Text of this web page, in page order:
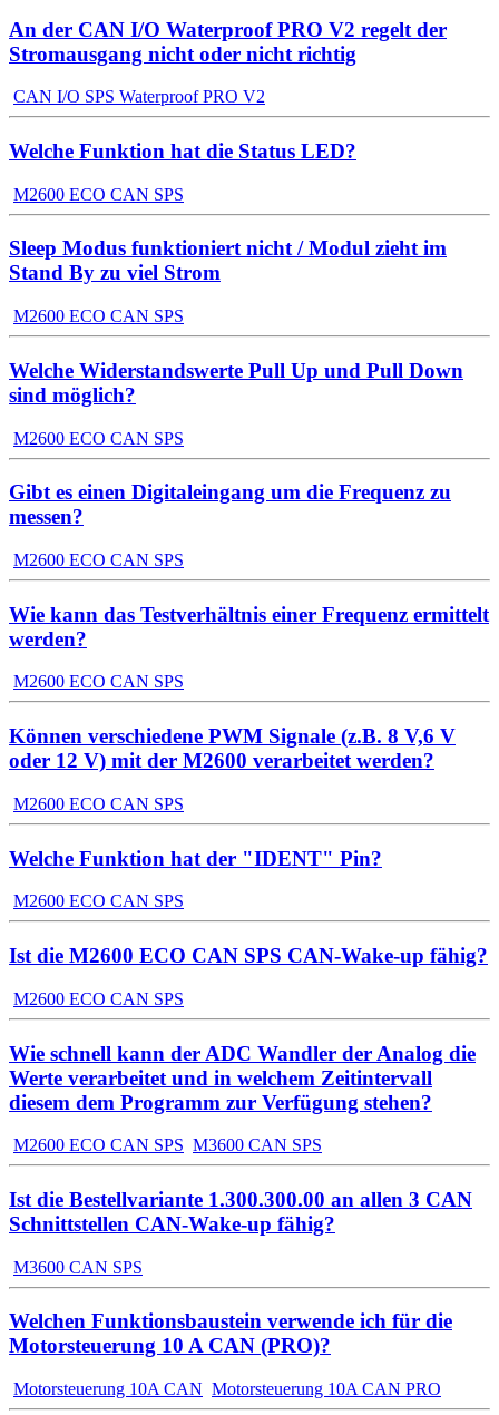
An der CAN I/O Waterproof PRO V2 regelt der
Stromausgang nicht oder nicht richtig
CAN I/O SPS Waterproof PRO V2
Welche Funktion hat die Status LED?
M2600 ECO CAN SPS
Sleep Modus funktioniert nicht / Modul zieht im
Stand By zu viel Strom
M2600 ECO CAN SPS
Welche Widerstandswerte Pull Up und Pull Down
sind möglich?
M2600 ECO CAN SPS
Gibt es einen Digitaleingang um die Frequenz zu
messen?
M2600 ECO CAN SPS
Wie kann das Testverhältnis einer Frequenz ermittelt
werden?
M2600 ECO CAN SPS
Können verschiedene PWM Signale (z.B. 8 V,6 V
oder 12 V) mit der M2600 verarbeitet werden?
M2600 ECO CAN SPS
Welche Funktion hat der "IDENT" Pin?
M2600 ECO CAN SPS
Ist die M2600 ECO CAN SPS CAN-Wake-up fähig?
M2600 ECO CAN SPS
Wie schnell kann der ADC Wandler der Analog die
Werte verarbeitet und in welchem Zeitintervall
diesem dem Programm zur Verfügung stehen?
M2600 ECO CAN SPS M3600 CAN SPS
Ist die Bestellvariante 1.300.300.00 an allen 3 CAN
Schnittstellen CAN-Wake-up fähig?
M3600 CAN SPS
Welchen Funktionsbaustein verwende ich für die
Motorsteuerung 10 A CAN (PRO)?
Motorsteuerung 10A CAN Motorsteuerung 10A CAN PRO